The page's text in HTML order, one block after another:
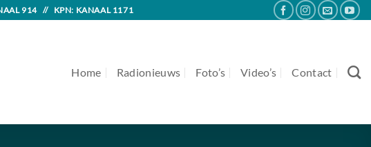
914 // KPN: KANAAL 1171
Home Radionieuws Foto’s Video’s Contact